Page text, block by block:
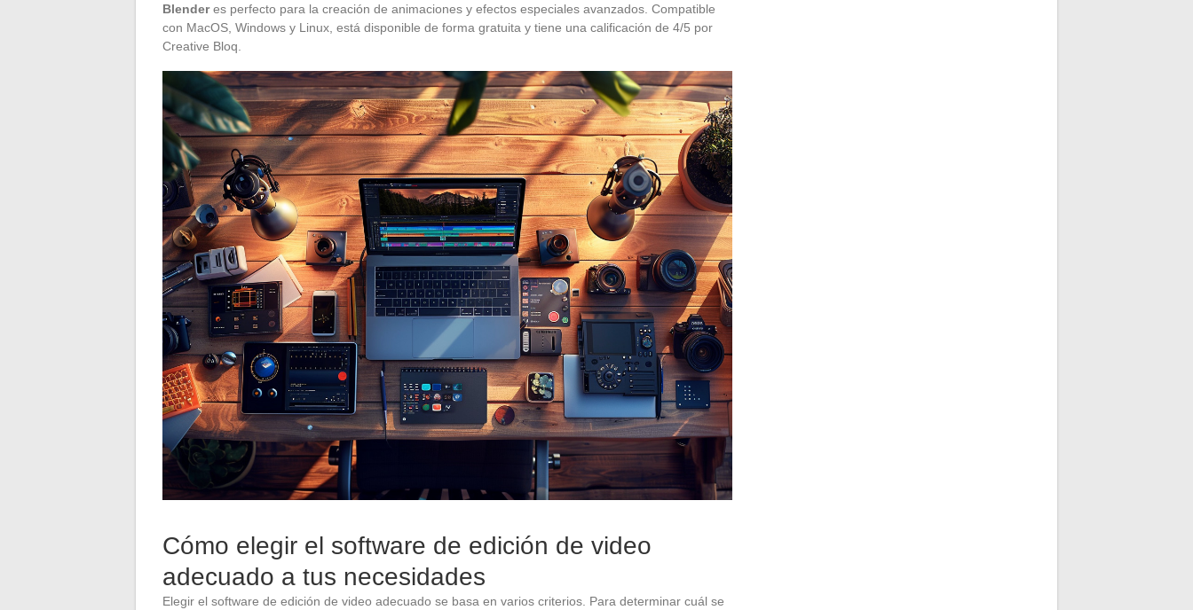
Blenderes perfecto para la creación de animaciones y efectos especiales avanzados. Compatible
con MacOS, Windows y Linux, está disponible de forma gratuita y tiene una calificación de 4/5 por
Creative Bloq.
Cómo elegir el software de edición de video
adecuado a tus necesidades
Elegir el software de edición de video adecuado se basa en varios criterios. Para determinar cuál se